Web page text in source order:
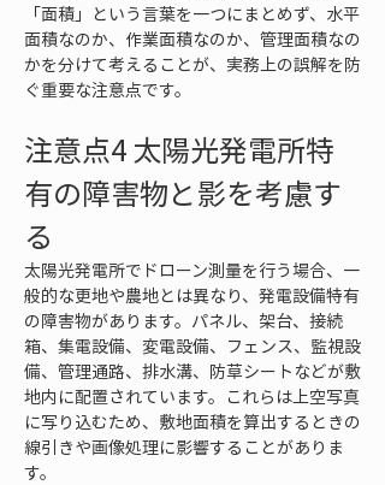
「面積」という言葉を一つにまとめず、水平
面積なのか、作業面積なのか、管理面積なの
かを分けて考えることが、実務上の誤解を防
ぐ重要な注意点です。
注意点4 太陽光発電所特
有の障害物と影を考慮す
る
太陽光発電所でドローン測量を行う場合、一
般的な更地や農地とは異なり、発電設備特有
の障害物があります。パネル、架台、接続
箱、集電設備、変電設備、フェンス、監視設
備、管理通路、排水溝、防草シートなどが敷
地内に配置されています。これらは上空写真
に写り込むため、敷地面積を算出するときの
線引きや画像処理に影響することがありま
す。